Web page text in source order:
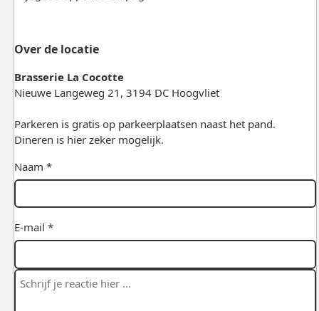
Over de locatie
Brasserie La Cocotte
Nieuwe Langeweg 21, 3194 DC Hoogvliet
Parkeren is gratis op parkeerplaatsen naast het pand.
Dineren is hier zeker mogelijk.
Naam *
E-mail *